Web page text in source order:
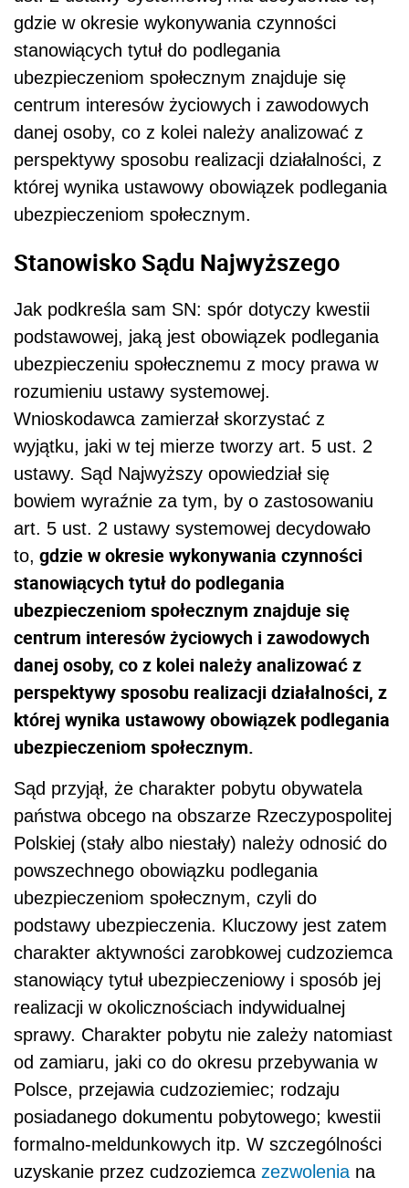
gdzie w okresie wykonywania czynności
stanowiących tytuł do podlegania
ubezpieczeniom społecznym znajduje się
centrum interesów życiowych i zawodowych
danej osoby, co z kolei należy analizować z
perspektywy sposobu realizacji działalności, z
której wynika ustawowy obowiązek podlegania
ubezpieczeniom społecznym.
Stanowisko Sądu Najwyższego
Jak podkreśla sam SN: spór dotyczy kwestii
podstawowej, jaką jest obowiązek podlegania
ubezpieczeniu społecznemu z mocy prawa w
rozumieniu ustawy systemowej.
Wnioskodawca zamierzał skorzystać z
wyjątku, jaki w tej mierze tworzy art. 5 ust. 2
ustawy. Sąd Najwyższy opowiedział się
bowiem wyraźnie za tym, by o zastosowaniu
art. 5 ust. 2 ustawy systemowej decydowało
to, gdzie w okresie wykonywania czynności
stanowiących tytuł do podlegania
ubezpieczeniom społecznym znajduje się
centrum interesów życiowych i zawodowych
danej osoby, co z kolei należy analizować z
perspektywy sposobu realizacji działalności, z
której wynika ustawowy obowiązek podlegania
ubezpieczeniom społecznym.
Sąd przyjął, że charakter pobytu obywatela
państwa obcego na obszarze Rzeczypospolitej
Polskiej (stały albo niestały) należy odnosić do
powszechnego obowiązku podlegania
ubezpieczeniom społecznym, czyli do
podstawy ubezpieczenia. Kluczowy jest zatem
charakter aktywności zarobkowej cudzoziemca
stanowiący tytuł ubezpieczeniowy i sposób jej
realizacji w okolicznościach indywidualnej
sprawy. Charakter pobytu nie zależy natomiast
od zamiaru, jaki co do okresu przebywania w
Polsce, przejawia cudzoziemiec; rodzaju
posiadanego dokumentu pobytowego; kwestii
formalno-meldunkowych itp. W szczególności
uzyskanie przez cudzoziemca zezwolenia na